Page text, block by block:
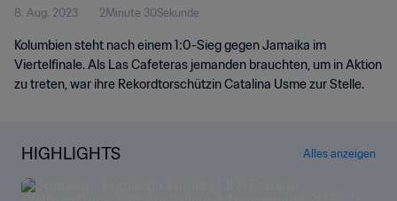
8. Aug. 2023 2Minute 30Sekunde
Kolumbien steht nach einem 1:0-Sieg gegen Jamaika im
Viertelfinale. Als Las Cafeteras jemanden brauchten, um in Aktion
zu treten, war ihre Rekordtorschützin Catalina Usme zur Stelle.
HIGHLIGHTS Alles anzeigen